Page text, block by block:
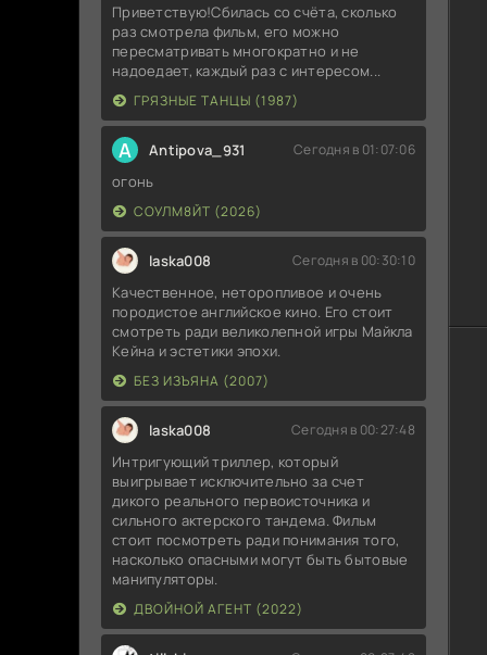
Приветствую!Сбилась со счёта, сколько
раз смотрела фильм, его можно
пересматривать многократно и не
надоедает, каждый раз с интересом...
ГРЯЗНЫЕ ТАНЦЫ (1987)
A Antipova_931 Сегодня в 01:07:06
огонь
СОУЛМ8ЙТ (2026)
laska008 Сегодня в 00:30:10
Качественное, неторопливое и очень
породистое английское кино. Его стоит
смотреть ради великолепной игры Майкла
Кейна и эстетики эпохи.
БЕЗ ИЗЪЯНА (2007)
laska008 Сегодня в 00:27:48
Интригующий триллер, который
выигрывает исключительно за счет
дикого реального первоисточника и
сильного актерского тандема. Фильм
стоит посмотреть ради понимания того,
насколько опасными могут быть бытовые
манипуляторы.
ДВОЙНОЙ АГЕНТ (2022)